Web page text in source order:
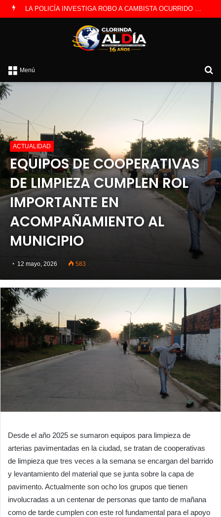
PREOCUPACIÓN POR MOTOS QUE CIRCULAN SIN ILUMINACIÓN
Menú
ACTUALIDAD
EQUIPOS DE COOPERATIVAS
DE LIMPIEZA CUMPLEN ROL
IMPORTANTE EN
ACOMPAÑAMIENTO AL
MUNICIPIO
12 mayo, 2026 583
Desde el año 2025 se sumaron equipos para limpieza de
arterias pavimentadas en la ciudad, se tratan de cooperativas
de limpieza que tres veces a la semana se encargan del barrido
y levantamiento del material que se junta sobre la capa de
pavimento. Actualmente son ocho los grupos que tienen
involucradas a un centenar de personas que tanto de mañana
como de tarde cumplen con este rol fundamental para el apoyo